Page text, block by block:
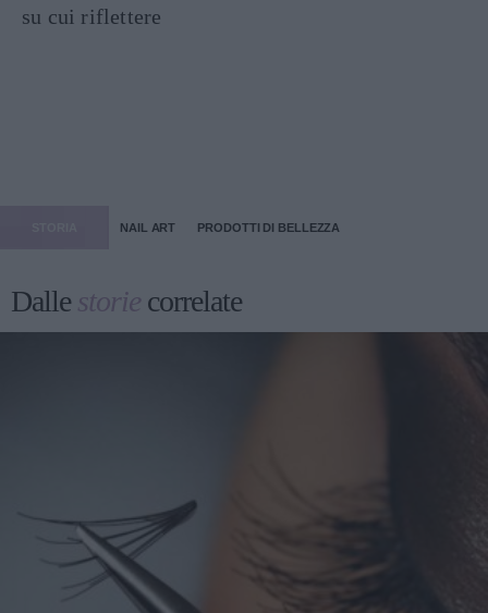
su cui riflettere
NAIL ART PRODOTTI DI BELLEZZA
Dallestorie correlate